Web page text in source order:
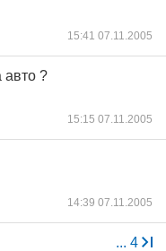
15:41 07.11.2005
авто ?
15:15 07.11.2005
14:39 07.11.2005
... 4